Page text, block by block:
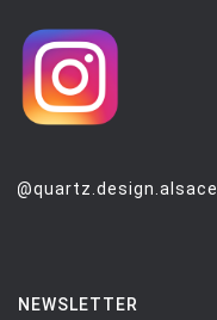
@quartz.design.alsace
NEWSLETTER